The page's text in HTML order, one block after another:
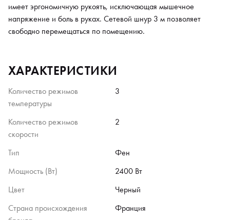
имеет эргономичную рукоять, исключающая мышечное
напряжение и боль в руках. Сетевой шнур 3 м позволяет
свободно перемещаться по помещению.
ХАРАКТЕРИСТИКИ
Количество режимов
температуры
3
Количество режимов
скорости
2
Тип
Фен
Мощность (Вт)
2400 Вт
Цвет
Черный
Страна происхождения
Франция